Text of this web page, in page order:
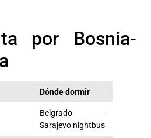
por Bosnia-
Dónde dormir
Belgrado –
Sarajevo nightbus